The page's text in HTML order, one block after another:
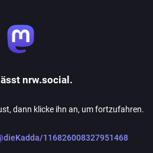
nrw.social.
dann klicke ihn an, um fortzufahren.
116826008327951468